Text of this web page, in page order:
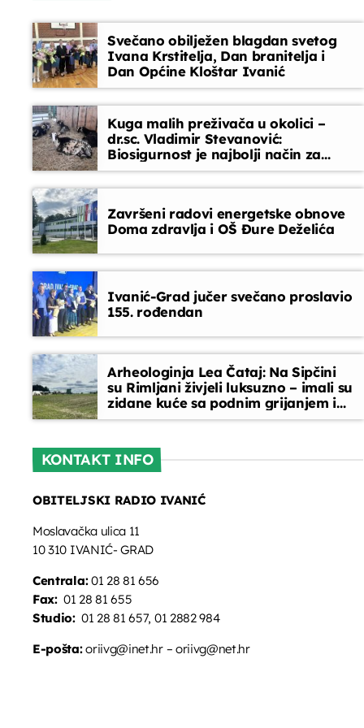
Telefonski oglasi
10:00 - 10:15
emisija. Blok dobre glazbe donosi lagane ritmove,
domaće i strane pjesme koje prate vaše
svakodnevne trenutke
Svečano obilježen blagdan svetog
Ivana Krstitelja, Dan branitelja i
Dan Općine Kloštar Ivanić
Kuga malih preživača u okolici –
dr.sc. Vladimir Stevanović:
Biosigurnost je najbolji način za
sprječavanje ulaska bolesti
Završeni radovi energetske obnove
Doma zdravlja i OŠ Đure Deželića
Ivanić-Grad jučer svečano proslavio
155. rođendan
Arheologinja Lea Čataj: Na Sipčini
su Rimljani živjeli luksuzno – imali su
zidane kuće sa podnim grijanjem i
oslikanim zidovima
KONTAKT INFO
OBITELJSKI RADIO IVANIĆ
Moslavačka ulica 11
10 310 IVANIĆ- GRAD
Centrala:01 28 81 656
Fax:01 28 81 655
Studio:01 28 81 657, 01 2882 984
E-pošta:oriivg@inet.hr – oriivg@net.hr